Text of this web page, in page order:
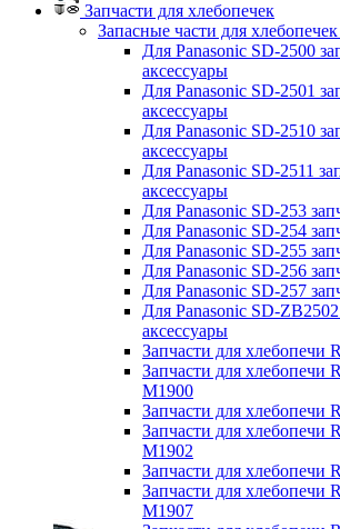
Запчасти для хлебопечек
Запасные части для
Для Panasonic SD-2500
аксессуары
Для Panasonic SD-2501
аксессуары
Для Panasonic SD-2510
аксессуары
Для Panasonic SD-2511
аксессуары
Для Panasonic SD-253
Для Panasonic SD-254
Для Panasonic SD-255
Для Panasonic SD-256
Для Panasonic SD-257
Для Panasonic SD-
аксессуары
Запчасти для хлебопечи
Запчасти для хлебопечи
M1900
Запчасти для хлебопечи
Запчасти для хлебопечи
M1902
Запчасти для хлебопечи
Запчасти для хлебопечи
M1907